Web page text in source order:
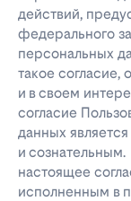
действий,
федерального
персональных
такое согласие,
и в своем
согласие
данных
и сознательным.
настоящее
исполненным в